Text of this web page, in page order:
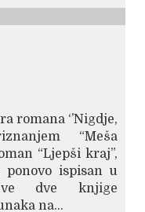
romana ‘’Nigdje,
“Meša
“Ljepši kraj”,
ponovo ispisan u
dve knjige
na...